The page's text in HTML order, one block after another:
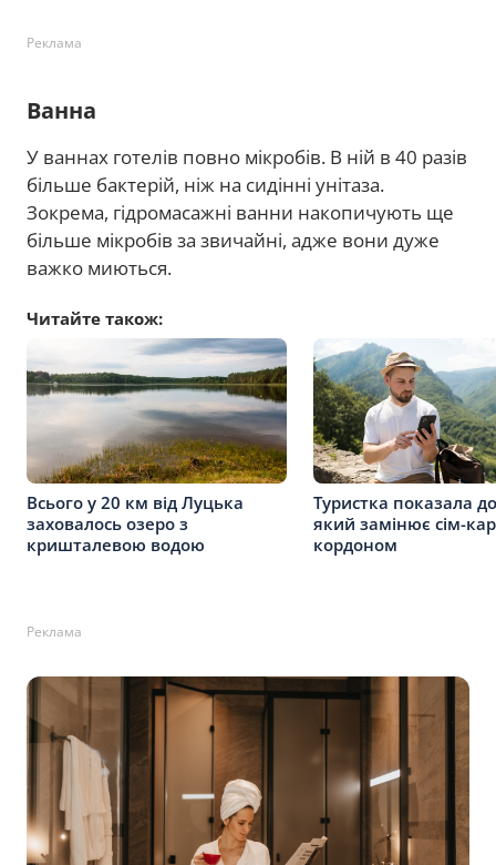
Реклама
Ванна
У ваннах готелів повно мікробів. В ній в 40 разів
більше бактерій, ніж на сидінні унітаза.
Зокрема, гідромасажні ванни накопичують ще
більше мікробів за звичайні, адже вони дуже
важко миються.
Читайте також:
Всього у 20 км від Луцька
заховалось озеро з
кришталевою водою
Туристка показала
який замінює сім-
кордоном
Реклама